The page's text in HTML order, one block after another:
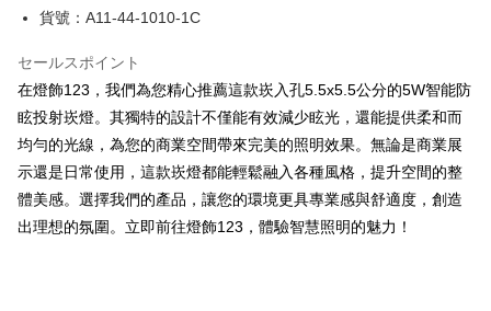
JKOPAY
Google Pay
AFTEE代金後払い
説明
一、 AFTEE代金後払いについて
ATM払い
貨號：A11-44-1010-1C
セールスポイント
在燈飾123，我們為您精心推薦這款崁入孔5.5x5.5公分的5W智能防
眩投射崁燈。其獨特的設計不僅能有效減少眩光，還能提供柔和而
均勻的光線，為您的商業空間帶來完美的照明效果。無論是商業展
示還是日常使用，這款崁燈都能輕鬆融入各種風格，提升空間的整
體美感。選擇我們的產品，讓您的環境更具專業感與舒適度，創造
出理想的氛圍。立即前往燈飾123，體驗智慧照明的魅力！